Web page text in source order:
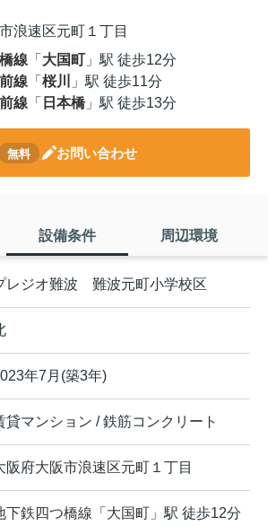
浪速区元町１丁目
線 「 大国町 」駅 徒歩12分
線 「 桜川
」駅 徒歩11分
線 「 日本橋」駅 徒歩13分
無料 お問い合わせ
設備条件 周辺環境
レジオ難波 難波元町小学校区
年7月(築3年)
貸マンション / 鉄筋コンクリート
阪府大阪市浪速区元町 １丁目
下鉄四つ橋線 「 大国町 」駅 徒歩12分